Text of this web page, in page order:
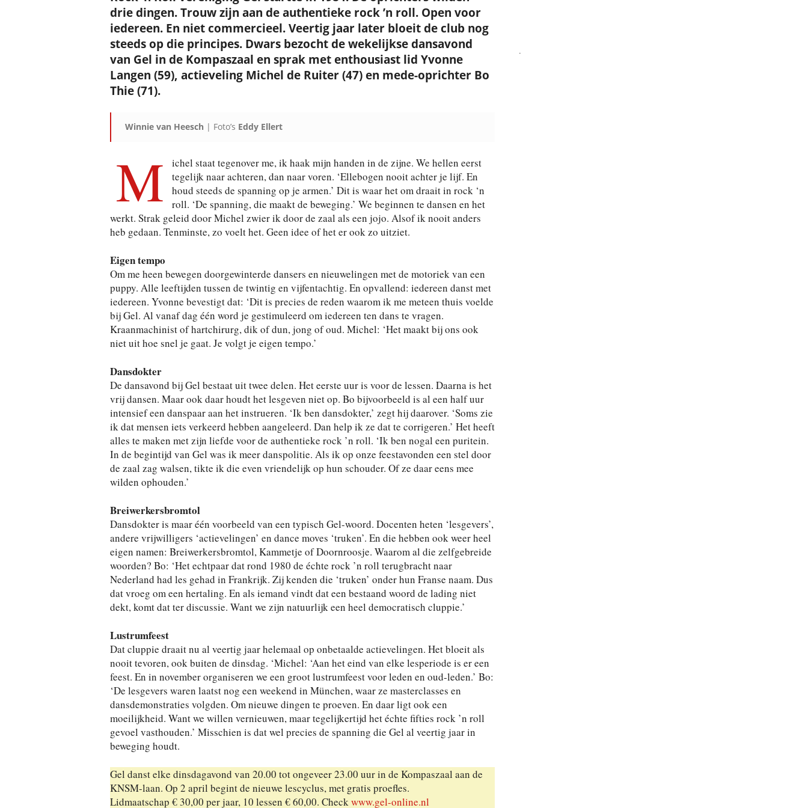
drie dingen. Trouw zijn aan de authentieke rock ’n roll. Open voor
iedereen. En niet commercieel. Veertig jaar later bloeit de club nog
steeds op die principes. Dwars bezocht de wekelijkse dansavond
van Gel in de Kompaszaal en sprak met enthousiast lid Yvonne
Langen (59), actieveling Michel de Ruiter (47) en mede-oprichter Bo
Thie (71).
Winnie van Heesch | Foto’s Eddy Ellert
M
ichel staat tegenover me, ik haak mijn handen in de zijne. We hellen eerst
tegelijk naar achteren, dan naar voren. ‘Ellebogen nooit achter je lijf. En
houd steeds de spanning op je armen.’ Dit is waar het om draait in rock ‘n
roll. ‘De spanning, die maakt de beweging.’ We beginnen te dansen en het
werkt. Strak geleid door Michel zwier ik door de zaal als een jojo. Alsof ik nooit anders
heb gedaan. Tenminste, zo voelt het. Geen idee of het er ook zo uitziet.
Eigen tempo
Om me heen bewegen doorgewinterde dansers en nieuwelingen met de motoriek van een
puppy. Alle leeftijden tussen de twintig en vijfentachtig. En opvallend: iedereen danst met
iedereen. Yvonne bevestigt dat: ‘Dit is precies de reden waarom ik me meteen thuis voelde
bij Gel. Al vanaf dag één word je gestimuleerd om iedereen ten dans te vragen.
Kraanmachinist of hartchirurg, dik of dun, jong of oud. Michel: ‘Het maakt bij ons ook
niet uit hoe snel je gaat. Je volgt je eigen tempo.’
Dansdokter
De dansavond bij Gel bestaat uit twee delen. Het eerste uur is voor de lessen. Daarna is het
vrij dansen. Maar ook daar houdt het lesgeven niet op. Bo bijvoorbeeld is al een half uur
intensief een danspaar aan het instrueren. ‘Ik ben dansdokter,’ zegt hij daarover. ‘Soms zie
ik dat mensen iets verkeerd hebben aangeleerd. Dan help ik ze dat te corrigeren.’ Het heeft
alles te maken met zijn liefde voor de authentieke rock ’n roll. ‘Ik ben nogal een puritein.
In de begintijd van Gel was ik meer danspolitie. Als ik op onze feestavonden een stel door
de zaal zag walsen, tikte ik die even vriendelijk op hun schouder. Of ze daar eens mee
wilden ophouden.’
Breiwerkersbromtol
Dansdokter is maar één voorbeeld van een typisch Gel-woord. Docenten heten ‘lesgevers’,
andere vrijwilligers ‘actievelingen’ en dance moves ‘truken’. En die hebben ook weer heel
eigen namen: Breiwerkersbromtol, Kammetje of Doornroosje. Waarom al die zelfgebreide
woorden? Bo: ‘Het echtpaar dat rond 1980 de échte rock ’n roll terugbracht naar
Nederland had les gehad in Frankrijk. Zij kenden die ‘truken’ onder hun Franse naam. Dus
dat vroeg om een hertaling. En als iemand vindt dat een bestaand woord de lading niet
dekt, komt dat ter discussie. Want we zijn natuurlijk een heel democratisch cluppie.’
Lustrumfeest
Dat cluppie draait nu al veertig jaar helemaal op onbetaalde actievelingen. Het bloeit als
nooit tevoren, ook buiten de dinsdag. ‘Michel: ‘Aan het eind van elke lesperiode is er een
feest. En in november organiseren we een groot lustrumfeest voor leden en oud-leden.’ Bo:
‘De lesgevers waren laatst nog een weekend in München, waar ze masterclasses en
dansdemonstraties volgden. Om nieuwe dingen te proeven. En daar ligt ook een
moeilijkheid. Want we willen vernieuwen, maar tegelijkertijd het échte fifties rock ’n roll
gevoel vasthouden.’ Misschien is dat wel precies de spanning die Gel al veertig jaar in
beweging houdt.
Gel danst elke dinsdagavond van 20.00 tot ongeveer 23.00 uur in de Kompaszaal aan de
KNSM-laan. Op 2 april begint de nieuwe lescyclus, met gratis proefles.
Lidmaatschap € 30,00 per jaar, 10 lessen € 60,00. Checkwww.gel-online.nl
.